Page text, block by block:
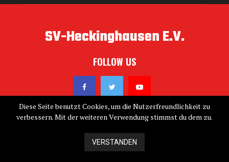
SV-Heckinghausen E.V.
FOLLOW US
@2019 - sv-heckinghausen.de. All Right Reserved. Designed
>Computer Service Schmiegel<
Diese Seite benutzt Cookies, um die Nutzerfreundlichkeit zu
verbessern. Mit der weiteren Verwendung stimmst du dem zu.
VERSTANDEN